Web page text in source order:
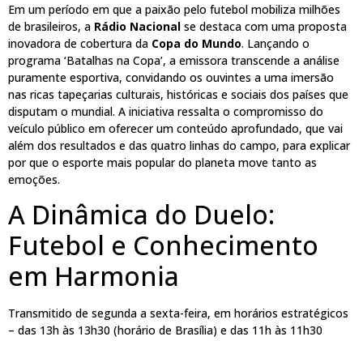
Em um período em que a paixão pelo futebol mobiliza milhões
de brasileiros, a Rádio Nacional se destaca com uma proposta
inovadora de cobertura da Copa do Mundo. Lançando o
programa ‘Batalhas na Copa’, a emissora transcende a análise
puramente esportiva, convidando os ouvintes a uma imersão
nas ricas tapeçarias culturais, históricas e sociais dos países que
disputam o mundial. A iniciativa ressalta o compromisso do
veículo público em oferecer um conteúdo aprofundado, que vai
além dos resultados e das quatro linhas do campo, para explicar
por que o esporte mais popular do planeta move tanto as
emoções.
A Dinâmica do Duelo:
Futebol e Conhecimento
em Harmonia
Transmitido de segunda a sexta-feira, em horários estratégicos
– das 13h às 13h30 (horário de Brasília) e das 11h às 11h30